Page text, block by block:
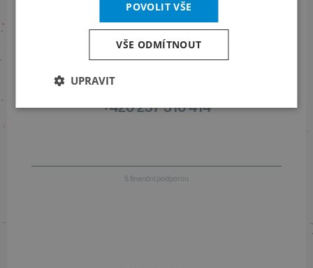
+420 461 049 232
Informace o programu
+420 257 310 414
S finanční podporou
POVOLIT VŠE
VŠE ODMÍTNOUT
UPRAVIT